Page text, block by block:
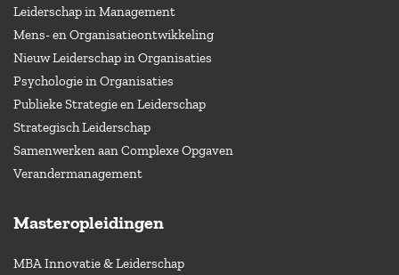
Leiderschap in Management
Mens- en Organisatieontwikkeling
Nieuw Leiderschap in Organisaties
Psychologie in Organisaties
Publieke Strategie en Leiderschap
Strategisch Leiderschap
Samenwerken aan Complexe Opgaven
Verandermanagement
Masteropleidingen
MBA Innovatie & Leiderschap